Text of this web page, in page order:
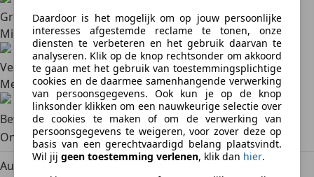
Groot bereik
Miljoenen potentiële kopers
Verkoopkansen vergroten
Meer zichtbaarheid met een promotiepakket
Betaling via SafeTrade
Ontvang veilig geld van kopers met SafeTrade
Auto gratis verkopen op AutoScout24
Daardoor is het mogelijk om op jouw persoonlijke
interesses afgestemde reclame te tonen, onze
diensten te verbeteren en het gebruik daarvan te
analyseren. Klik op de knop rechtsonder om akkoord
te gaan met het gebruik van toestemmingsplichtige
cookies en de daarmee samenhangende verwerking
van persoonsgegevens. Ook kun je op de knop
linksonder klikken om een nauwkeurige selectie over
de cookies te maken of om de verwerking van
persoonsgegevens te weigeren, voor zover deze op
basis van een gerechtvaardigd belang plaatsvindt.
Wil jij geen toestemming verlenen, klik dan hier.